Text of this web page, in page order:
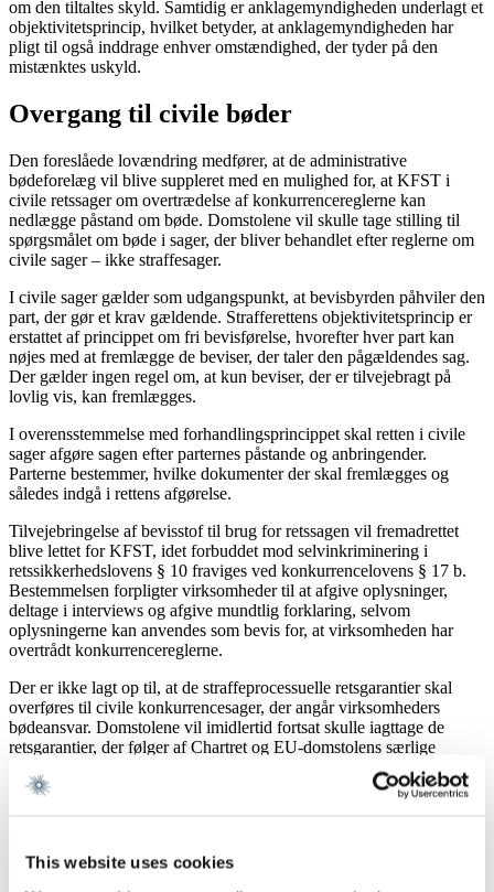
This website uses cookies
om den tiltaltes skyld. Samtidig er anklagemyndigheden underlagt et
objektivitetsprincip, hvilket betyder, at anklagemyndigheden har
pligt til også inddrage enhver omstændighed, der tyder på den
mistænktes uskyld.
Overgang til civile bøder
Den foreslåede lovændring medfører, at de administrative
bødeforelæg vil blive suppleret med en mulighed for, at KFST i
civile retssager om overtrædelse af konkurrencereglerne kan
nedlægge påstand om bøde. Domstolene vil skulle tage stilling til
spørgsmålet om bøde i sager, der bliver behandlet efter reglerne om
civile sager – ikke straffesager.
I civile sager gælder som udgangspunkt, at bevisbyrden påhviler den
part, der gør et krav gældende. Strafferettens objektivitetsprincip er
erstattet af princippet om fri bevisførelse, hvorefter hver part kan
nøjes med at fremlægge de beviser, der taler den pågældendes sag.
Der gælder ingen regel om, at kun beviser, der er tilvejebragt på
lovlig vis, kan fremlægges.
I overensstemmelse med forhandlingsprincippet skal retten i civile
sager afgøre sagen efter parternes påstande og anbringender.
Parterne bestemmer, hvilke dokumenter der skal fremlægges og
således indgå i rettens afgørelse.
Tilvejebringelse af bevisstof til brug for retssagen vil fremadrettet
blive lettet for KFST, idet forbuddet mod selvinkriminering i
retssikkerhedslovens § 10 fraviges ved konkurrencelovens § 17 b.
Bestemmelsen forpligter virksomheder til at afgive oplysninger,
deltage i interviews og afgive mundtlig forklaring, selvom
oplysningerne kan anvendes som bevis for, at virksomheden har
overtrådt konkurrencereglerne.
Der er ikke lagt op til, at de straffeprocessuelle retsgarantier skal
overføres til civile konkurrencesager, der angår virksomheders
bødeansvar. Domstolene vil imidlertid fortsat skulle iagttage de
retsgarantier, der følger af Chartret og EU-domstolens særlige
praksis inden for EU-konkurrenceretten, hvilket navnlig vedrører
uskyldsformodningen og princippet om, at enhver rimelig tvivl skal